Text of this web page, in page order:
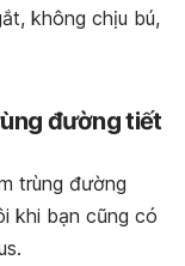
không chịu bú,
đường tiết
trùng đường
khi bạn cũng có